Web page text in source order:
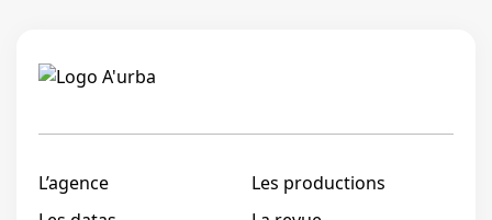
L’agence
Les productions